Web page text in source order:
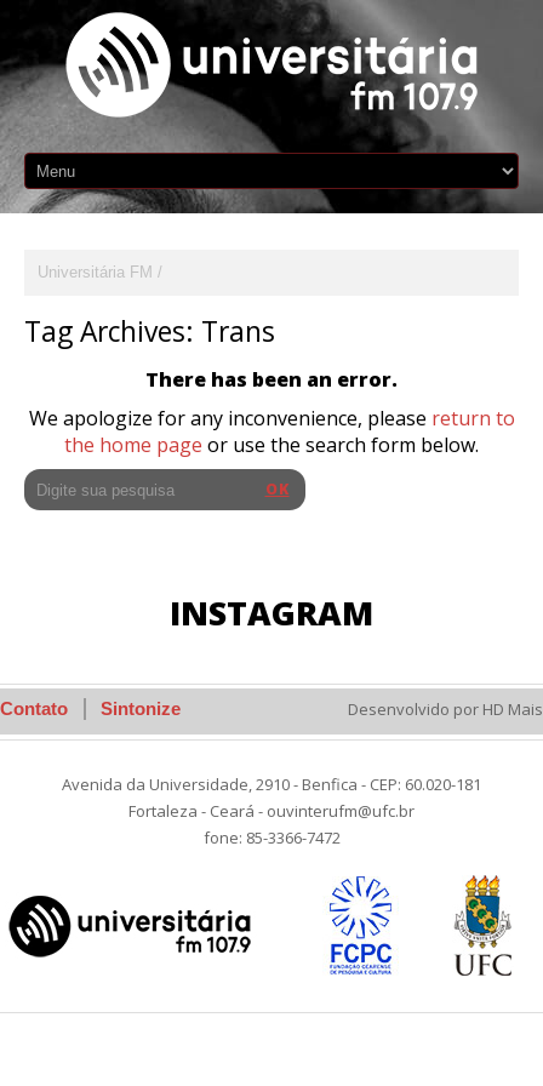
Universitária FM
Tag Archives: Trans
There has been an error.
We apologize for any inconvenience, please return to
the home page or use the search form below.
INSTAGRAM
Contato Sintonize Desenvolvido por HD Mais
Avenida da Universidade, 2910 - Benfica - CEP: 60.020-181
Fortaleza - Ceará - ouvinterufm@ufc.br
fone: 85-3366-7472